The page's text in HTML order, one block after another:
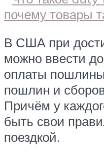
В США при
можно ввести
оплаты
пошлин и сборов
Причём у
быть свои
поездкой.